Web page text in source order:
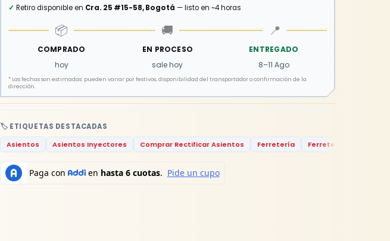
🏷️ ETIQUETAS DESTACADAS
Asientos
Asientos Inyectores Comprar Rectificar Asientos Ferretería Ferretería Rhino
✓ Retiro disponible en Cra. 25 #15-58, Bogotá — listo en ~4 horas
📦
COMPRADO
hoy
🚚
EN PROCESO
sale hoy
📍
ENTREGADO
8–11 Ago
* Las fechas son estimadas: pueden variar por festivos, disponibilidad del transportador o confirmación de la
dirección.